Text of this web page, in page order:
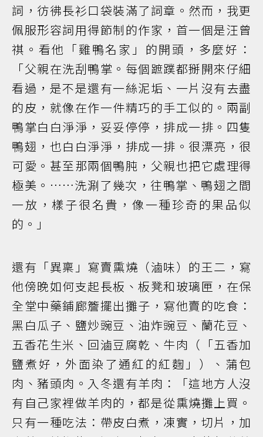
詞，彷彿長衫口袋裝滿了詞章。然而，我更
佩服形容詞用得節制的作家，首一個是汪曾
祺。看他「雞鴨名家」的開頭，多麼好：
「父親在洗刮鴨掌。每個蹠蹼都掰開來仔細
看過，是不是還有一絲泥垢、一片沒有去盡
的皮，就像在作一件精巧的手工似的。兩副
鴨掌白白淨淨，妥妥停停，排成一排。四隻
鴨翅，也白白淨淨，排成一排。很漂亮，很
可愛。甚至那兩個鴨肫，父親也把它處理得
極美。……洗涮了幾次，往鴨掌、鴨翅之間
一放，樣子很名貴，像一種珍奇的果品似
的。」
還有「異稟」寫賣熏燒（滷味）的王二，寫
他傍晚如何支起長板、板凳和玻璃匣，在保
全堂中藥鋪廊簷擺出攤子，寫他賣的吃食：
黑白瓜子、鹽炒豌豆、油炸豌豆、蘭花豆、
五香花生米、回滷豆腐乾、牛肉（「五香加
鹽煮好，外面染了通紅的紅麴」）、蒲包
肉、豬頭肉。入冬還有羊肉：「這地方人沒
有自己家裡做羊肉的，都是從熏燒攤上買。
只有一種吃法：帶皮白煮，凍實，切片，加